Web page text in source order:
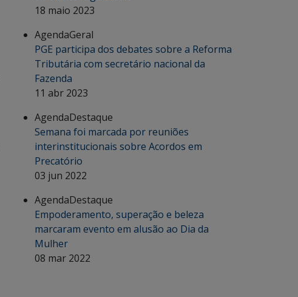
18 maio 2023
AgendaGeral
PGE participa dos debates sobre a Reforma
Tributária com secretário nacional da
Fazenda
11 abr 2023
AgendaDestaque
Semana foi marcada por reuniões
interinstitucionais sobre Acordos em
Precatório
03 jun 2022
AgendaDestaque
Empoderamento, superação e beleza
marcaram evento em alusão ao Dia da
Mulher
08 mar 2022